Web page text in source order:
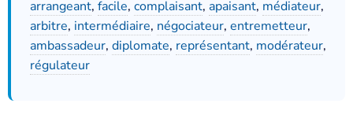
arrangeant, facile, complaisant, apaisant, médiateur,
arbitre, intermédiaire, négociateur, entremetteur,
ambassadeur, diplomate, représentant, modérateur,
régulateur